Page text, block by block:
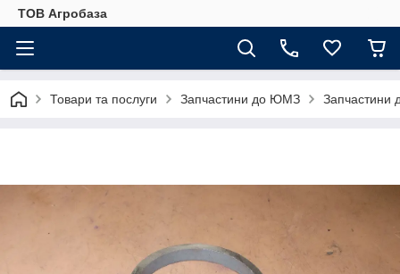
ТОВ Агробаза
Товари та послуги Запчастини до ЮМЗ